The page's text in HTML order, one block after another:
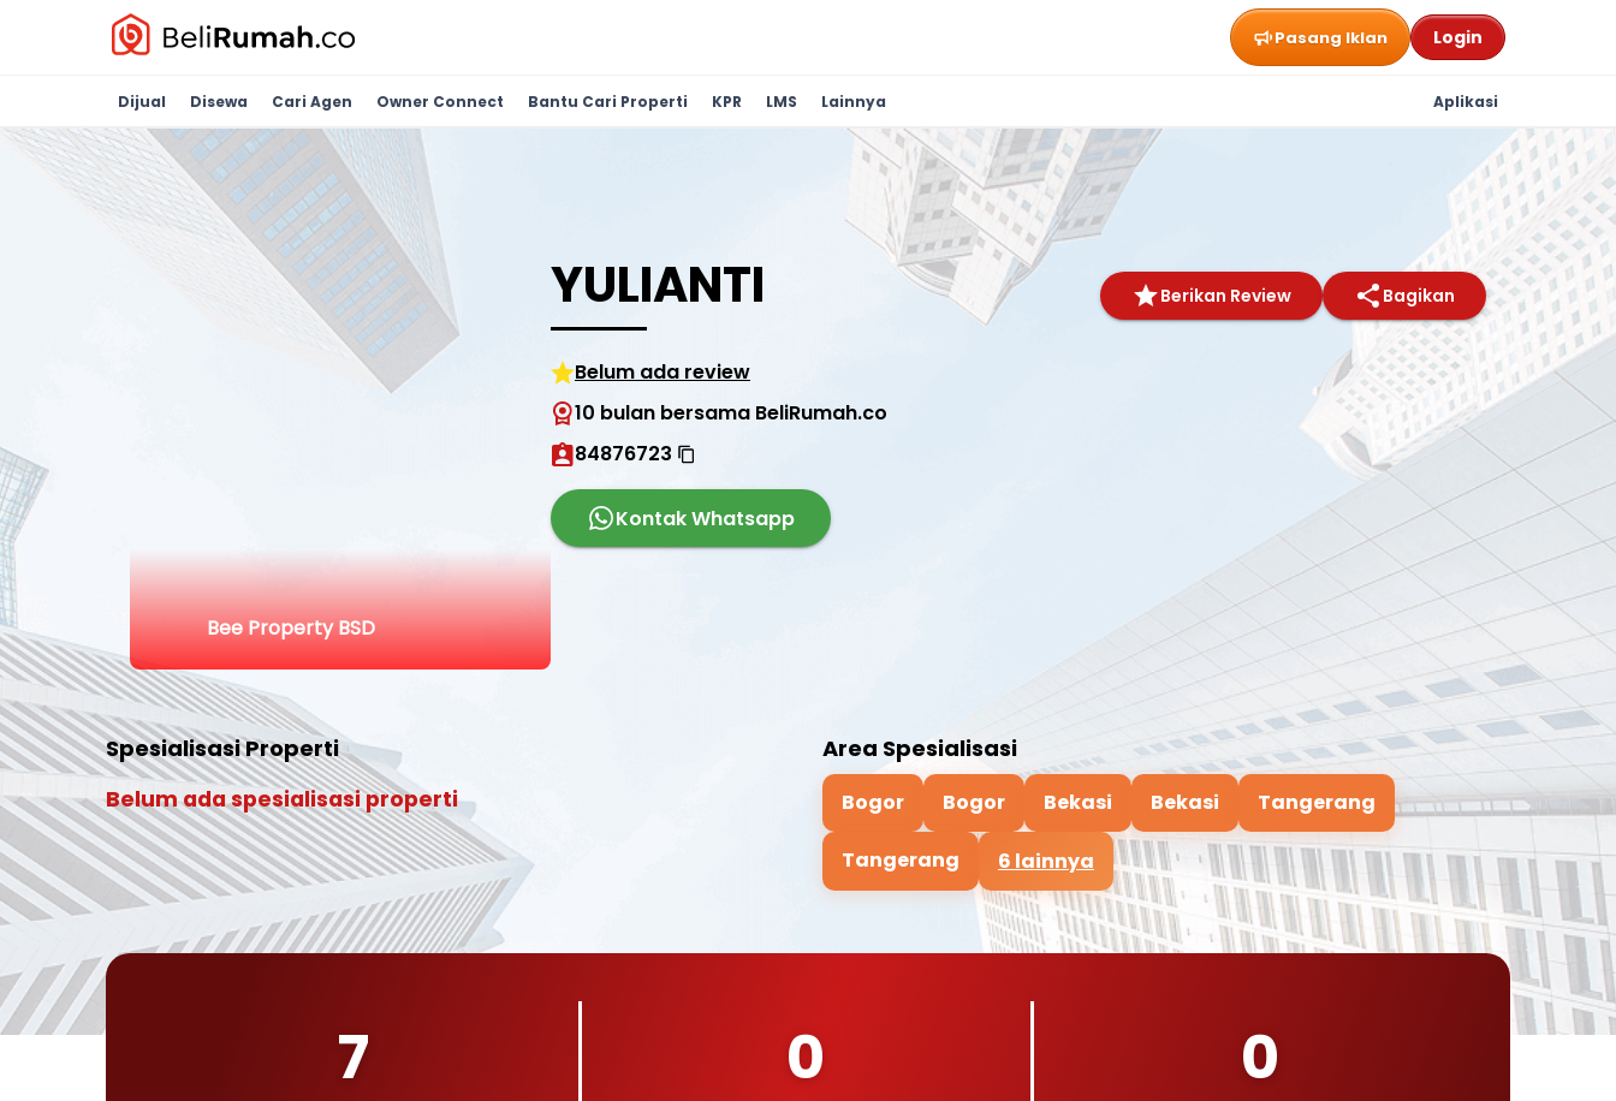
Pasang Iklan Login
Dijual Disewa Cari Agen Owner Connect Bantu Cari Properti KPR LMS Lainnya Aplikasi
Bee Property BSD
YULIANTI Berikan Review Bagikan
Belum ada review
10 bulan bersama BeliRumah.co
84876723
Kontak Whatsapp
Spesialisasi Properti
Belum ada spesialisasi properti
Area Spesialisasi
Bogor Bogor Bekasi Bekasi Tangerang
Tangerang 6 lainnya
7 0 0